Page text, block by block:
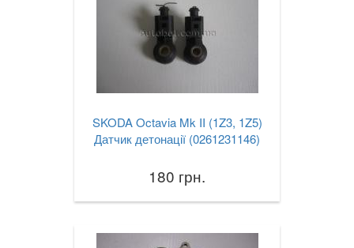
SKODA Octavia Mk II (1Z3, 1Z5)
Датчик детонації (0261231146)
180 грн.